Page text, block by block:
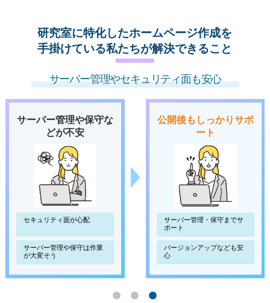
研究室に特化したホームページ作成を
手掛けている私たちが解決できること
サーバー管理やセキュリティ面も安心
サーバー管理や保守な
どが不安
セキュリティ面が心配
サーバー管理や保守は作業
が大変そう
公開後もしっかりサポ
ート
サーバー管理・保守までサ
ポート
バージョンアップなども安
心